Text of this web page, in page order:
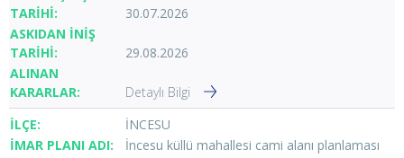
30.07.2026
29.08.2026
Detaylı Bilgi
İNCESU
İncesu küllü mahallesi cami alanı planlaması